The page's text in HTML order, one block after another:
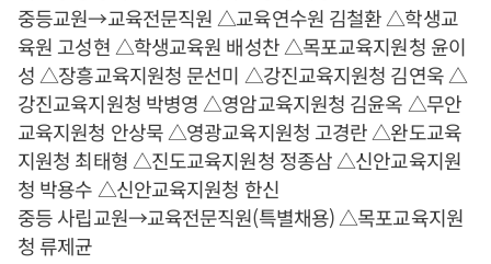
중등교원→교육전문직원 △교육연수원 김철환 △학생교
육원 고성현 △학생교육원 배성찬 △목포교육지원청 윤이
성 △장흥교육지원청 문선미 △강진교육지원청 김연욱 △
강진교육지원청 박병영 △영암교육지원청 김윤옥 △무안
교육지원청 안상묵 △영광교육지원청 고경란 △완도교육
지원청 최태형 △진도교육지원청 정종삼 △신안교육지원
청 박용수 △신안교육지원청 한신
중등 사립교원→교육전문직원(특별채용) △목포교육지원
청 류제균